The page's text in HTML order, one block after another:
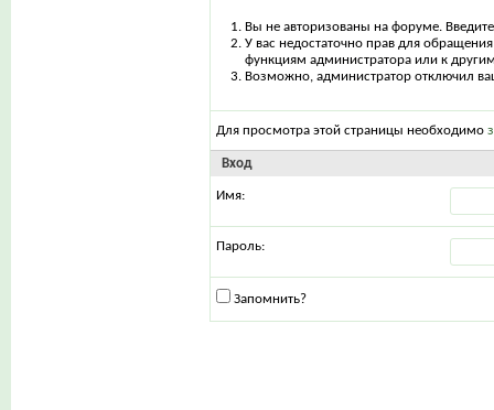
Вы не авторизованы на форуме.
У вас недостаточно прав для
функциям администратора или к
Возможно, администратор отключил
Для просмотра этой страницы необходимо
Вход
Имя:
Пароль:
Запомнить?